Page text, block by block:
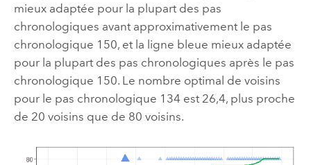
mieux adaptée pour la plupart des pas
chronologiques avant approximativement le pas
chronologique 150, et la ligne bleue mieux adaptée
pour la plupart des pas chronologiques après le pas
chronologique 150. Le nombre optimal de voisins
pour le pas chronologique 134 est 26,4, plus proche
de 20 voisins que de 80 voisins.